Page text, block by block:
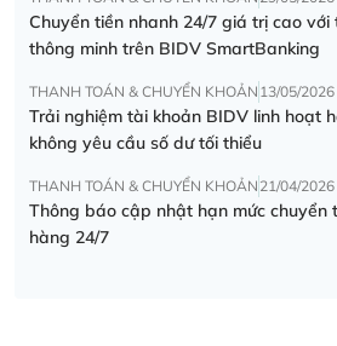
Chuyển tiền nhanh 24/7 giá trị cao
thông minh trên BIDV SmartBanking
THANH TOÁN & CHUYỂN KHOẢN 13/05/2026
Trải nghiệm tài khoản BIDV linh hoạt
không yêu cầu số dư tối thiểu
THANH TOÁN & CHUYỂN KHOẢN 21/04/2026
Thông báo cập nhật hạn mức chuyển
hàng 24/7